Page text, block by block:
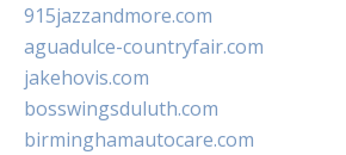
915jazzandmore.com
aguadulce-countryfair.com
jakehovis.com
bosswingsduluth.com
birminghamautocare.com